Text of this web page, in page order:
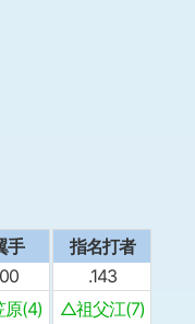
手
(4)
指名打者
.143
△祖父江(7)